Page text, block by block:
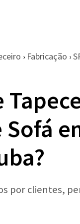
› Fabricação ›
por clientes,